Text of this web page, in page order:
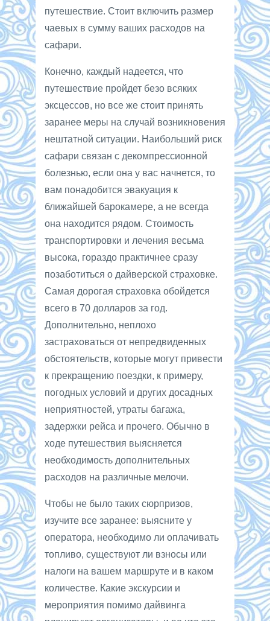
путешествие. Стоит включить размер
чаевых в сумму ваших расходов на
сафари.
Конечно, каждый надеется, что
путешествие пройдет безо всяких
эксцессов, но все же стоит принять
заранее меры на случай возникновения
нештатной ситуации. Наибольший риск
сафари связан с декомпрессионной
болезнью, если она у вас начнется, то
вам понадобится эвакуация к
ближайшей барокамере, а не всегда
она находится рядом. Стоимость
транспортировки и лечения весьма
высока, гораздо практичнее сразу
позаботиться о дайверской страховке.
Самая дорогая страховка обойдется
всего в 70 долларов за год.
Дополнительно, неплохо
застраховаться от непредвиденных
обстоятельств, которые могут привести
к прекращению поездки, к примеру,
погодных условий и других досадных
неприятностей, утраты багажа,
задержки рейса и прочего. Обычно в
ходе путешествия выясняется
необходимость дополнительных
расходов на различные мелочи.
Чтобы не было таких сюрпризов,
изучите все заранее: выясните у
оператора, необходимо ли оплачивать
топливо, существуют ли взносы или
налоги на вашем маршруте и в каком
количестве. Какие экскурсии и
мероприятия помимо дайвинга